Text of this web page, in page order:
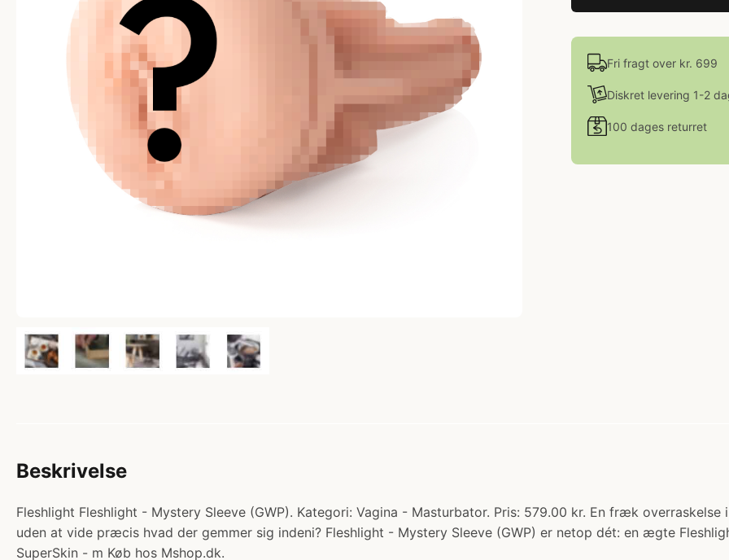
Fri fragt over kr. 699
Diskret levering 1-2
100 dages returret
Beskrivelse
Fleshlight Fleshlight - Mystery Sleeve (GWP). Kategori: Vagina - Masturbator. Pris: 579.00 kr. En fræk
uden at vide præcis hvad der gemmer sig indeni? Fleshlight - Mystery Sleeve (GWP) er netop dét: en ægte
SuperSkin - m Køb hos Mshop.dk.